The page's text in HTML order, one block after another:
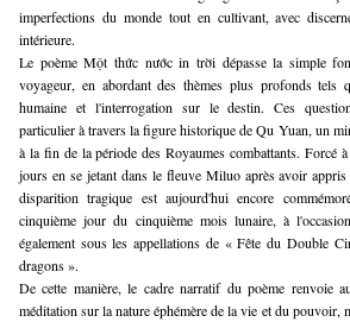
imperfections du monde tout en cultivant, avec
intérieure.
Le poème Một thức nước in trời dépasse la simple
voyageur, en abordant des thèmes plus profonds tels
humaine et l'interrogation sur le destin. Ces
particulier à travers la figure historique de Qu Yuan, un
à la fin de la période des Royaumes combattants. Forcé
jours en se jetant dans le fleuve Miluo après avoir
disparition tragique est aujourd'hui encore
cinquième jour du cinquième mois lunaire, à
également sous les appellations de « Fête du Double
dragons ».
De cette manière, le cadre narratif du poème renvoie
méditation sur la nature éphémère de la vie et du pouvoir,